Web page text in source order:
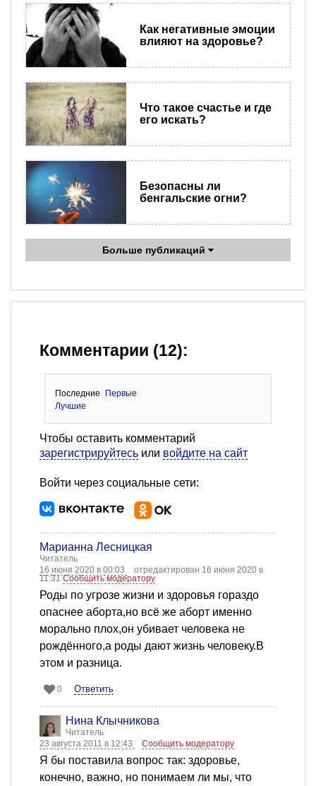
Как негативные эмоции
влияют на здоровье?
Что такое счастье и где
его искать?
Безопасны ли
бенгальские огни?
Больше публикаций
Комментарии (12):
Последние
Первые
Лучшие
Чтобы оставить комментарий
зарегистрируйтесь или войдите на сайт
Войти через социальные сети:
Марианна Лесницкая
Читатель
16 июня 2020 в 00:03
отредактирован 16 июня 2020 в
11:31Сообщить модератору
Роды по угрозе жизни и здоровья гораздо
опаснее аборта,но всё же аборт именно
морально плох,он убивает человека не
рождённого,а роды дают жизнь человеку.В
этом и разница.
0 Ответить
Нина Клычникова
Читатель
23 августа 2011 в 12:43
Сообщить модератору
Я бы поставила вопрос так: здоровье,
конечно, важно, но понимаем ли мы, что